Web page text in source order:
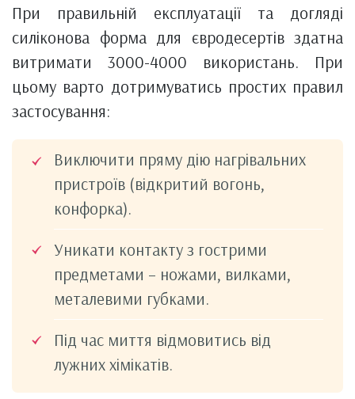
При правильній експлуатації та догляді
силіконова форма для євродесертів здатна
витримати 3000-4000 використань. При
цьому варто дотримуватись простих правил
застосування:
Виключити пряму дію нагрівальних
пристроїв (відкритий вогонь,
конфорка).
Уникати контакту з гострими
предметами – ножами, вилками,
металевими губками.
Під час миття відмовитись від
лужних хімікатів.